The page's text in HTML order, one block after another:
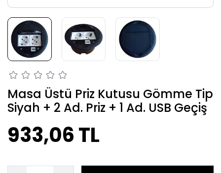
Masa Üstü Priz Kutusu Gömme Tip
Siyah + 2 Ad. Priz + 1 Ad. USB Geçiş
933,06 TL